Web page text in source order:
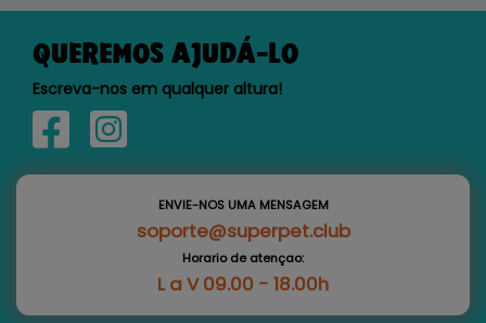
QUEREMOS AJUDÁ-LO
Escreva-nos em qualquer altura!
ENVIE-NOS UMA MENSAGEM
soporte@superpet.club
Horario de atençao:
L a V 09.00 - 18.00h